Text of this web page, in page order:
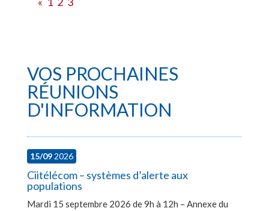
VOS PROCHAINES
RÉUNIONS
D'INFORMATION
15/092026
Ciitélécom – systèmes d’alerte aux
populations
Mardi 15 septembre 2026 de 9h à 12h – Annexe du